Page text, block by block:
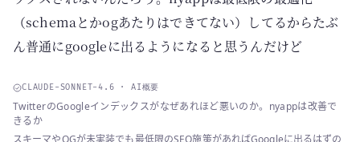
（schemaとかogあたりはできてない）してるからたぶ
ん普通にgoogleに出るようになると思うんだけど
CLAUDE-SONNET-4.6 · AI概要
TwitterのGoogleインデックスがなぜあれほど悪いのか。nyappは改善で
きるか
スキーマやOGが未実装でも最低限のSEO施策があればGoogleに出るはずの